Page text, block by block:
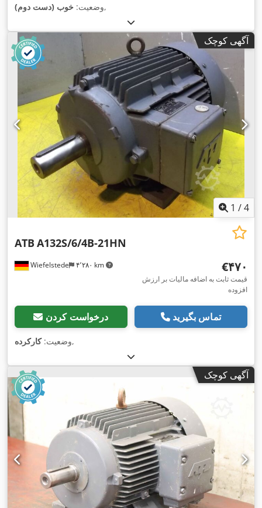
وضعیت: خوب (دست دوم) ,
آگهی کوچک
1 /4
Wiefelstede ۴٬۲۸۰ km
ATB A132S/6/4B-21HN
‎€۴۷۰
قیمت ثابت به اضافه مالیات بر ارزش
افزوده
درخواست کردن تماس بگیرید
وضعیت:کارکرده ,
آگهی کوچک